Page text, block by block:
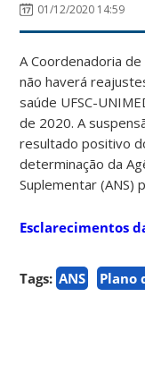
01/12/2020 14:59
A Coordenadoria
não haverá
saúde UFSC-
de 2020. A
resultado positivo
determinação da
Suplementar (ANS)
Esclarecimentos
Tags: ANS Plano